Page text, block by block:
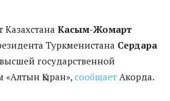
Казахстана Касым-Жомарт
Туркменистана Сердара
высшей государственной
Қыран», сообщает Акорда.